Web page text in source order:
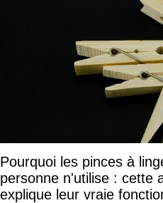
Pourquoi les pinces à
personne n'utilise : cette
explique leur vraie